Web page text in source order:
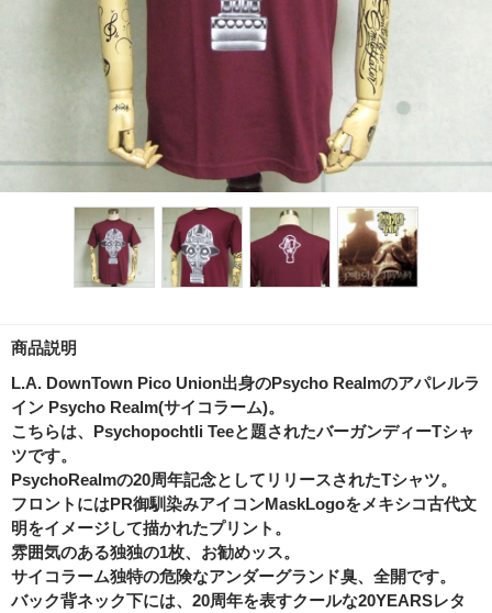
商品説明
L.A. DownTown Pico Union出身のPsycho Realmのアパレルラ
イン Psycho Realm(サイコラーム)。
こちらは、Psychopochtli Teeと題されたバーガンディーTシャ
ツです。
PsychoRealmの20周年記念としてリリースされたTシャツ。
フロントにはPR御馴染みアイコンMaskLogoをメキシコ古代文
明をイメージして描かれたプリント。
雰囲気のある独独の1枚、お勧めッス。
サイコラーム独特の危険なアンダーグランド臭、全開です。
バック背ネック下には、20周年を表すクールな20YEARSレタ